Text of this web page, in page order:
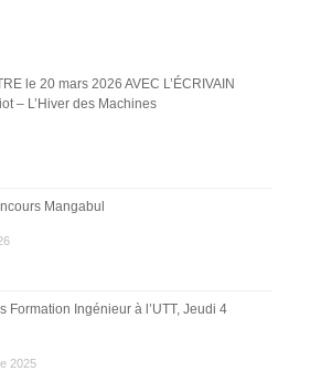
le 20 mars 2026 AVEC L’ÉCRIVAIN
– L’Hiver des Machines
Mangabul
Formation Ingénieur à l’UTT, Jeudi 4
2025